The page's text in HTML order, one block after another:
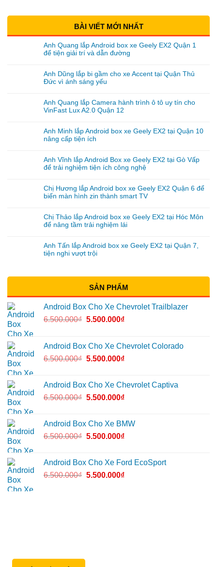
BÀI VIẾT MỚI NHẤT
Anh Quang lắp Android box xe Geely EX2 Quận 1
để tiện giải trí và dẫn đường
Anh Dũng lắp bi gầm cho xe Accent tại Quận Thủ
Đức vì ánh sáng yếu
Anh Quang lắp Camera hành trình ô tô uy tín cho
VinFast Lux A2.0 Quận 12
Anh Minh lắp Android box xe Geely EX2 tại Quận 10
nâng cấp tiện ích
Anh Vĩnh lắp Android Box xe Geely EX2 tại Gò Vấp
để trải nghiệm tiện ích công nghệ
Chị Hương lắp Android box xe Geely EX2 Quận 6 để
biến màn hình zin thành smart TV
Chị Thảo lắp Android box xe Geely EX2 tại Hóc Môn
để nâng tầm trải nghiệm lái
Anh Tấn lắp Android box xe Geely EX2 tại Quận 7,
tiện nghi vượt trội
SẢN PHẨM
Android Box Cho Xe Chevrolet Trailblazer
6.500.000₫ 5.500.000₫
Android Box Cho Xe Chevrolet Colorado
6.500.000₫ 5.500.000₫
Android Box Cho Xe Chevrolet Captiva
6.500.000₫ 5.500.000₫
Android Box Cho Xe BMW
6.500.000₫ 5.500.000₫
Android Box Cho Xe Ford EcoSport
6.500.000₫ 5.500.000₫